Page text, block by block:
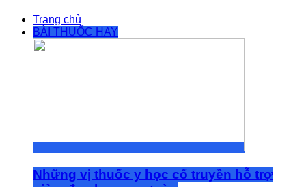
Trang chủ
BÀI THUỐC HAY
Những vị thuốc y học cổ truyền hỗ trợ